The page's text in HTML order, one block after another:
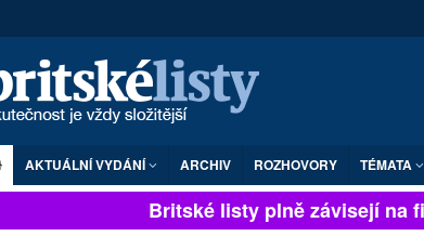
AKTUÁLNÍ VYDÁNÍ ARCHIV ROZHOVORY TÉMATA
Britské listy plně závisejí na